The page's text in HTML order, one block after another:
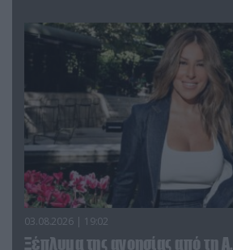
03.08.2026 | 19:02
Ξέπλυμα της ανοησίας από τη